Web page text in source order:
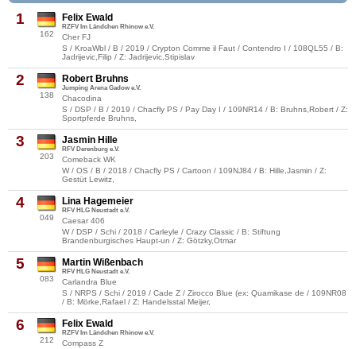
1
162
Felix Ewald
RZFV Im Ländchen Rhinow e.V.
Cher FJ
S / KroaWbl / B / 2019 / Crypton Comme il Faut / Contendro I / 108QL55 / B:
Jadrijevic,Filip / Z: Jadrijevic,Stipislav
2
138
Robert Bruhns
Jumping Arena Gadow e.V.
Chacodina
S / DSP / B / 2019 / Chacfly PS / Pay Day I / 109NR14 / B: Bruhns,Robert / Z:
Sportpferde Bruhns,
3
203
Jasmin Hille
RFV Derenburg e.V.
Comeback WK
W / OS / B / 2018 / Chacfly PS / Cartoon / 109NJ84 / B: Hille,Jasmin / Z:
Gestüt Lewitz,
4
049
Lina Hagemeier
RFV HLG Neustadt e.V.
Caesar 406
W / DSP / Schi / 2018 / Carleyle / Crazy Classic / B: Stiftung
Brandenburgisches Haupt-un / Z: Götzky,Otmar
5
083
Martin Wißenbach
RFV HLG Neustadt e.V.
Carlandra Blue
S / NRPS / Schi / 2019 / Cade Z / Zirocco Blue (ex: Quamikase de / 109NR08
/ B: Mörke,Rafael / Z: Handelsstal Meijer,
6
212
Felix Ewald
RZFV Im Ländchen Rhinow e.V.
Compass Z